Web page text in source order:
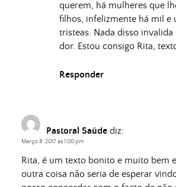
querem, há mulheres que
filhos, infelizmente há mil e
tristeas. Nada disso invalida
dor. Estou consigo Rita,
Responder
Pastoral Saúde diz:
Março 8, 2017 às 1:00 pm
Rita, é um texto bonito e muito bem
outra coisa não seria de esperar